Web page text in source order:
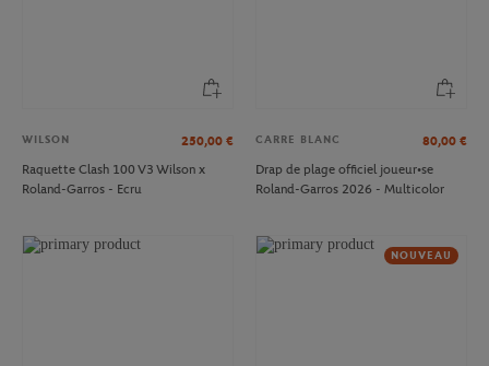
WILSON 250,00 €
Raquette Clash 100 V3 Wilson x
Roland-Garros - Ecru
CARRE BLANC 80,00 €
Drap de plage officiel joueur•se
Roland-Garros 2026 - Multicolor
NOUVEAU